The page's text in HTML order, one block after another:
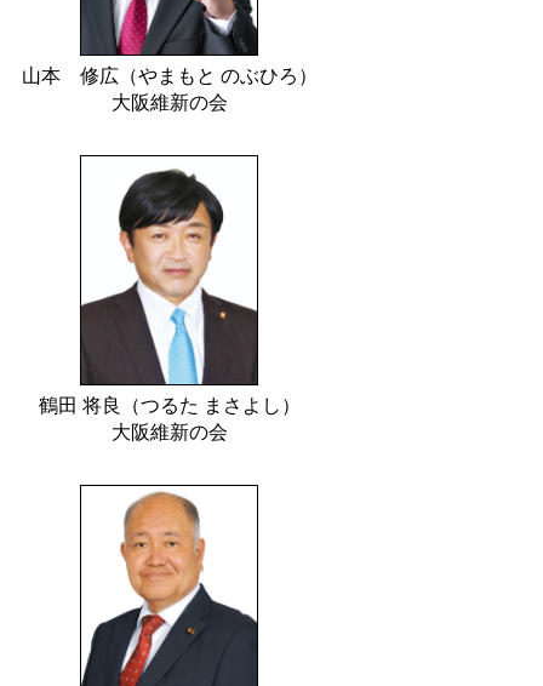
山本 修広（やまもと のぶひろ）
大阪維新の会
鶴田 将良（つるた まさよし）
大阪維新の会